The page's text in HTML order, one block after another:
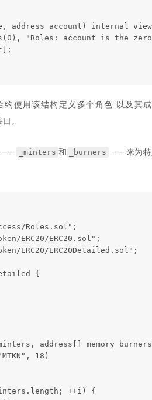
address account) internal
"Roles: account is the
约使用该结构定义多个角色 以及其
。
—— _minters 和 _burners
—— 来为特
Roles.sol";
ERC20/ERC20.sol";
ERC20/ERC20Detailed.sol";
{
address[] memory
18)
++i) {